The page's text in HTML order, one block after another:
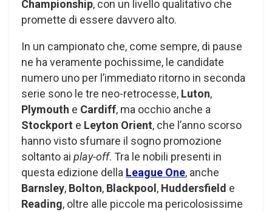
Championship, con un livello qualitativo che
promette di essere davvero alto.
In un campionato che, come sempre, di pause
ne ha veramente pochissime, le candidate
numero uno per l’immediato ritorno in seconda
serie sono le tre neo-retrocesse, Luton,
Plymouth e Cardiff, ma occhio anche a
Stockport e Leyton Orient, che l’anno scorso
hanno visto sfumare il sogno promozione
soltanto ai play-off. Tra le nobili presenti in
questa edizione della League One, anche
Barnsley, Bolton, Blackpool, Huddersfield e
Reading, oltre alle piccole ma pericolosissime